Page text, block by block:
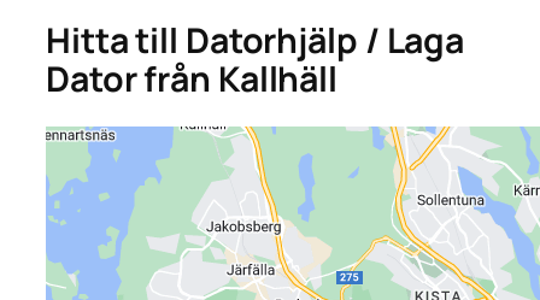
Hitta till Datorhjälp / Laga
Dator från Kallhäll